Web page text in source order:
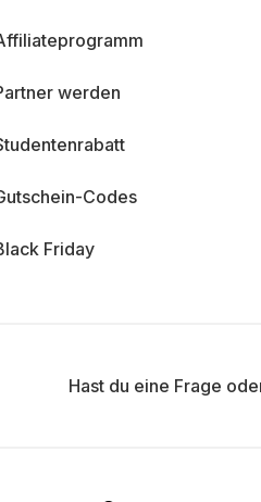
werden
Codes
Friday
Hast du eine Frage